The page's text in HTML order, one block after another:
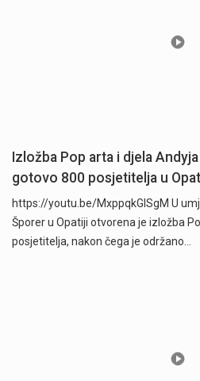
Izložba Pop arta i djela
gotovo 800 posjetitelja u
https://youtu.be/MxppqkGISgM U
Šporer u Opatiji otvorena je izložba
posjetitelja, nakon čega je održano…